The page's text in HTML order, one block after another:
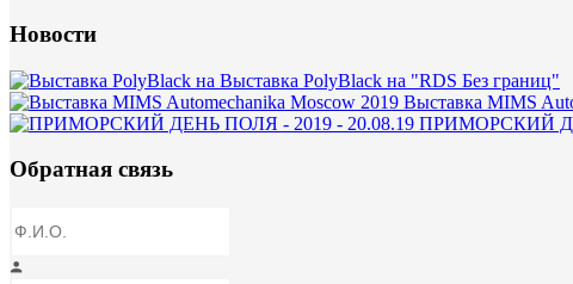
Новости
Выставка PolyBlack на "RDS Без границ"
Выставка MIMS
ПРИМОРСКИЙ
Обратная связь